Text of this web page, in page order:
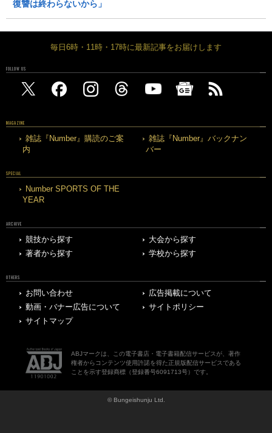
復讐は終わらないから」
毎日6時・11時・17時に最新記事をお届けします
FOLLOW US
MAGAZINE
雑誌『Number』購読のご案
内
雑誌『Number』バックナン
バー
SPECIAL
Number SPORTS OF THE
YEAR
ARCHIVE
競技から探す
大会から探す
著者から探す
学校から探す
OTHERS
お問い合わせ
広告掲載について
動画・バナー広告について
サイトポリシー
サイトマップ
ABJマークは、この電子書店・電子書籍配信サービスが、著作
権者からコンテンツ使用許諾を得た正規版配信サービスである
ことを示す登録商標（登録番号6091713号）です。
© Bungeishunju Ltd.